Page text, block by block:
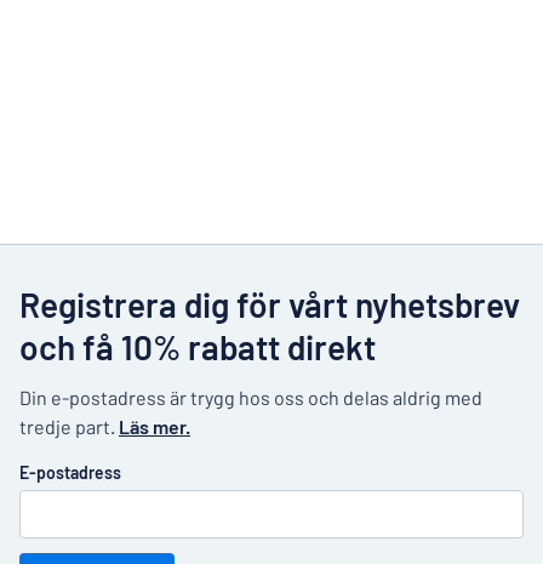
Registrera dig för vårt nyhetsbrev
och få 10% rabatt direkt
Din e-postadress är trygg hos oss och delas aldrig med
tredje part. Läs mer.
E-postadress